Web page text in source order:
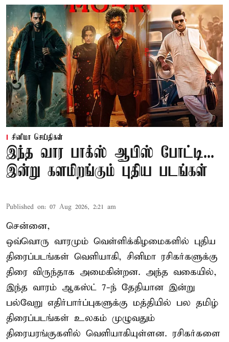
சினிமா செய்திகள்
இந்த வார பாக்ஸ் ஆபிஸ் போட்டி...
இன்று களமிறங்கும் புதிய படங்கள்
Published on: 07 Aug 2026, 2:21 am
சென்னை,
ஒவ்வொரு வாரமும் வெள்ளிக்கிழமைகளில் புதிய
திரைப்படங்கள் வெளியாகி, சினிமா ரசிகர்களுக்கு
திரை விருந்தாக அமைகின்றன. அந்த வகையில்,
இந்த வாரம் ஆகஸ்ட் 7-ந் தேதியான இன்று
பல்வேறு எதிர்பார்ப்புகளுக்கு மத்தியில் பல தமிழ்
திரைப்படங்கள் உலகம் முழுவதும்
திரையரங்குகளில் வெளியாகியுள்ளன. ரசிகர்களை